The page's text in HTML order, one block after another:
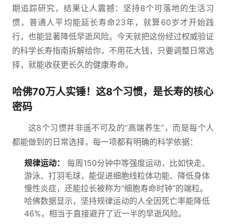
期追踪研究，结果让人震撼：坚持8个可落地的生活习
惯，普通人平均能延长寿命23年，就算60岁才开始践
行，也能显著降低早逝风险。今天就把这份经过权威验证
的科学长寿指南拆解给你，不用花大钱，只要调整日常选
择，就能收获更长久的健康寿命。
哈佛70万人实锤！这8个习惯，是长寿的核心
密码
这8个习惯并非遥不可及的“高端养生”，而是每个人
都能做到的日常选择，每一项都有明确的科学依据：
规律运动：
每周150分钟中等强度运动，比如快走、
游泳、打羽毛球，能促进细胞线粒体功能、降低身体
慢性炎症，还能拉长被称为“细胞寿命时钟”的端粒。
哈佛数据显示，坚持规律运动的人全因死亡率能降低
46%，相当于直接避开了近一半的早逝风险。